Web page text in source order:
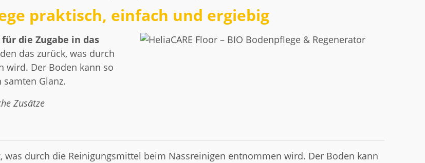
praktisch, einfach und ergiebig
die Zugabe in das
das zurück, was durch
wird. Der Boden kann so
Glanz.
Zusätze
durch die Reinigungsmittel beim Nassreinigen entnommen wird. Der Boden kann